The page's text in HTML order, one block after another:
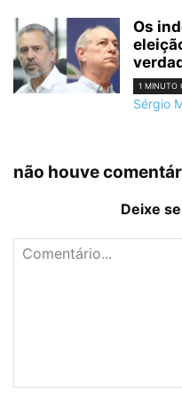
Os
1 MINUTO
Sérgio
não houve
Deixe